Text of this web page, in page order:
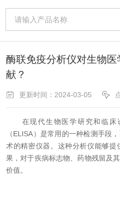
酶联免疫分析仪对生物
献？
更新时间：2024-03-05
在现代生物医学研究和临床
（ELISA）是常用的一种检测手段
术的精密仪器。这种分析仪能够
果，对于疾病标志物、药物残留及
价值。